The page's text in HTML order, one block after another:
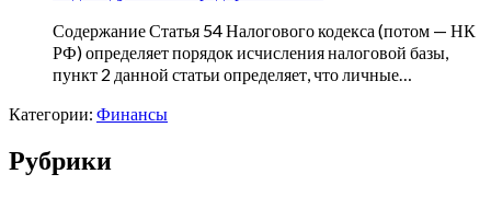
Содержание Статья 54 Налогового кодекса (потом — НК
РФ) определяет порядок исчисления налоговой базы,
пункт 2 данной статьи определяет, что личные…
Категории: Финансы
Рубрики